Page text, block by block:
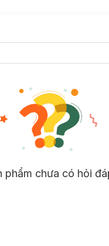
Moisturizercó công thức
hiệu quả, ngăn ngừa
củng cố hàng rào độ ẩm
mang lại cảm giác dễ chịu
phẩm chưa có hỏi